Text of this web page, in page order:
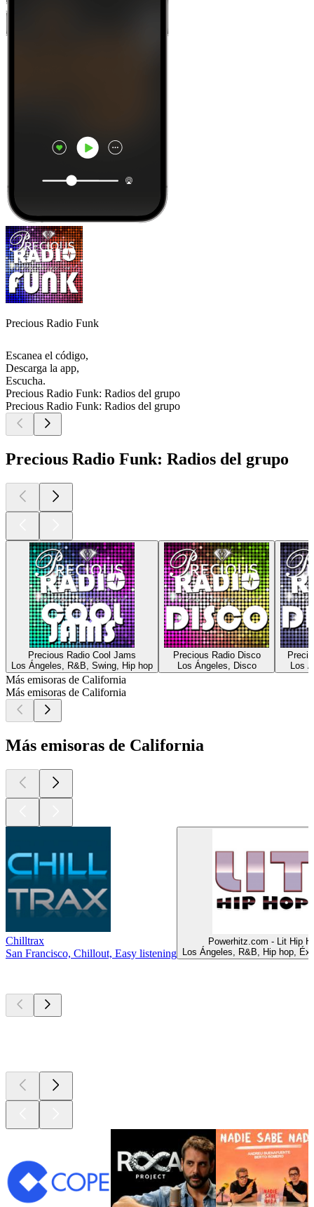
Precious Radio Funk
Escanea el código,
Descarga la app,
Escucha.
Precious Radio Funk: Radios del grupo
Precious Radio Funk: Radios del grupo
Precious Radio Funk: Radios del grupo
Precious Radio Cool Jams
Los Ángeles, R&B, Swing, Hip hop
Precious Radio Disco
Los Ángeles, Disco
Los
Más emisoras de California
Más emisoras de California
Más emisoras de California
Chilltrax
San Francisco, Chillout, Easy listening
Powerhitz.com - Lit Hip
Los Ángeles, R&B, Hip hop,